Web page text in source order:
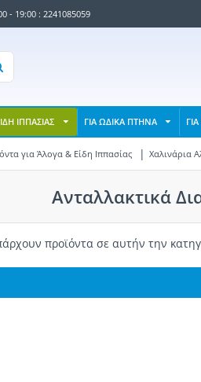
- 19:00 : 2241085059
ΙΠΠΑΣΙΑΣ ΓΙΑ ΩΔΙΚΑ ΠΤΗΝΑ
για Άλογα & Είδη Ιππασίας Χαλινάρια
Ανταλλακτικά
προϊόντα σε αυτήν την